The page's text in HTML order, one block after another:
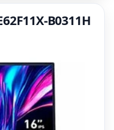
B0311H